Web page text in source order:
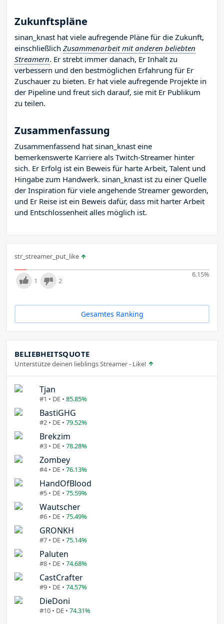
Zukunftspläne
sinan_knast hat viele aufregende Pläne für die Zukunft,
einschließlich Zusammenarbeit mit anderen beliebten
Streamern. Er strebt immer danach, Er Inhalt zu
verbessern und den bestmöglichen Erfahrung für Er
Zuschauer zu bieten. Er hat viele aufregende Projekte in
der Pipeline und freut sich darauf, sie mit Er Publikum
zu teilen.
Zusammenfassung
Zusammenfassend hat sinan_knast eine
bemerkenswerte Karriere als Twitch-Streamer hinter
sich. Er Erfolg ist ein Beweis für harte Arbeit, Talent und
Hingabe zum Handwerk. sinan_knast ist zu einer Quelle
der Inspiration für viele angehende Streamer geworden,
und Er Reise ist ein Beweis dafür, dass mit harter Arbeit
und Entschlossenheit alles möglich ist.
str_streamer_put_like
6.15%
1 2
Gesamtes Ranking
BELIEBHEITSQUOTE
Unterstütze deinen lieblings Streamer - Like!
Tjan
#1 • DE • 85.85%
BastiGHG
#2 • DE • 79.52%
Brekzim
#3 • DE • 78.28%
Zombey
#4 • DE • 76.13%
HandOfBlood
#5 • DE • 75.59%
Wautscher
#6 • DE • 75.49%
GRONKH
#7 • DE • 75.14%
Paluten
#8 • DE • 74.68%
CastCrafter
#9 • DE • 74.57%
DieDoni
#10 • DE • 74.31%